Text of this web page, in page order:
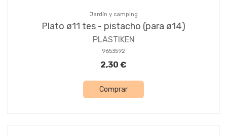
Jardín y camping
Plato ø11 tes - pistacho (para ø14)
PLASTIKEN
9653592
2,30 €
Comprar